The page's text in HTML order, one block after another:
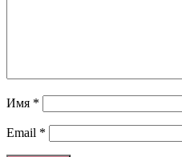
Имя *
Email *